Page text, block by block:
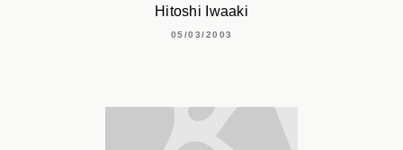
Hitoshi Iwaaki
05/03/2003